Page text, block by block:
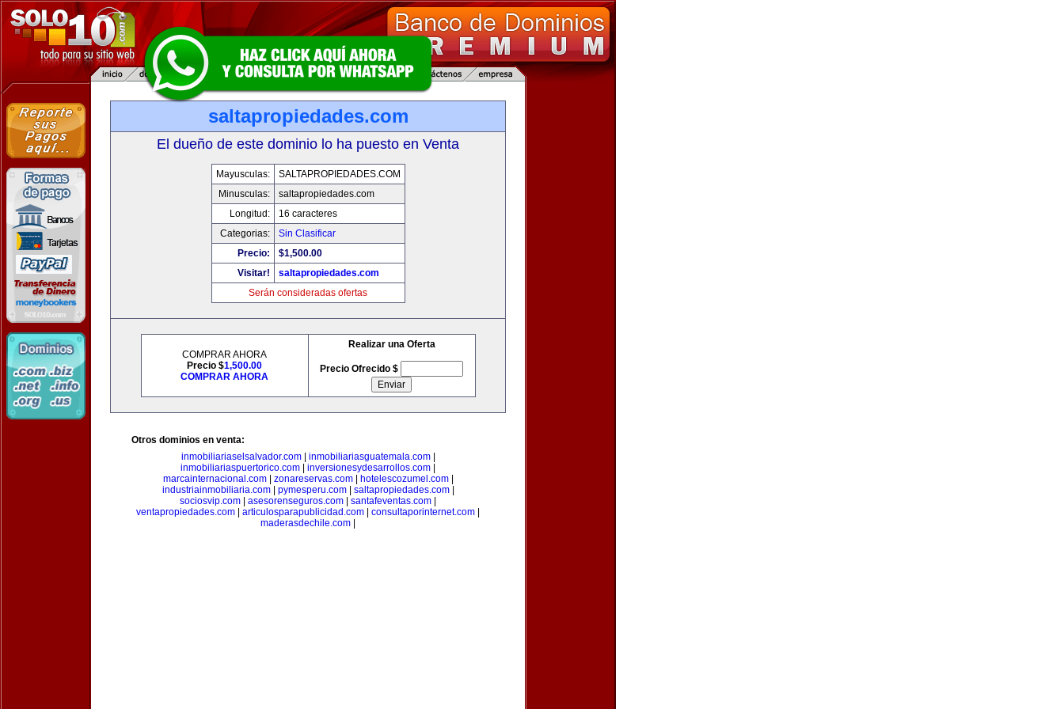
saltapropiedades.com
El dueño de este dominio lo ha puesto en Venta
Mayusculas:
SALTAPROPIEDADES.COM
Minusculas:
saltapropiedades.com
Longitud:
16 caracteres
Categorias:
Sin Clasificar
Precio:
$1,500.00
Visitar!
saltapropiedades.com
Serán consideradas ofertas
COMPRAR AHORA
Precio $1,500.00
COMPRAR AHORA
Realizar una Oferta
Precio Ofrecido $
Otros dominios en venta:
inmobiliariaselsalvador.com| inmobiliariasguatemala.com|
inmobiliariaspuertorico.com
inversionesydesarrollos.com
marcainternacional.com| zonareservas.com| hotelescozumel.com|
industriainmobiliaria.com| pymesperu.com| saltapropiedades.com|
sociosvip.com
asesorenseguros.com santafeventas.com
ventapropiedades.com
articulosparapublicidad.com consultaporinternet.com
maderasdechile.com